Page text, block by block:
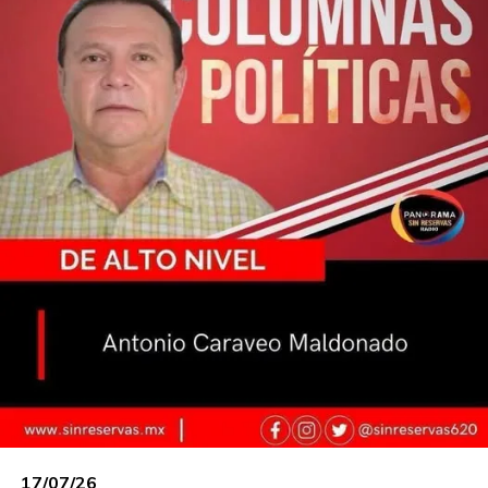
Gaudiano, tienen bien definido, sus intereses
personales quedan en segundo término, frente a
los del partido -ambos aspiran a la candidatura a
la gubernatura-. También resalta el respeto de la
dirigencia nacional para consensuar el liderazgo
estatal. En esa vía quedan tres nombres:
Fany
Vargas, Patricia Lanestosa y Juan Pablo de
La Fuente.Adelanto vi vi,Dante Delgado y
Jorge Álvarez Maynezllevan mano en la
decisión, en caso de no encontrar coincidencias.
Zapata.No quedó claro si en su incorporación
local?
17/07/26